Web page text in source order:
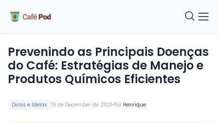
Dicas e Ideias 19 de December de 2021•Por Henrique
Prevenindo as Principais Doenças
do Café: Estratégias de Manejo e
Produtos Químicos Eficientes